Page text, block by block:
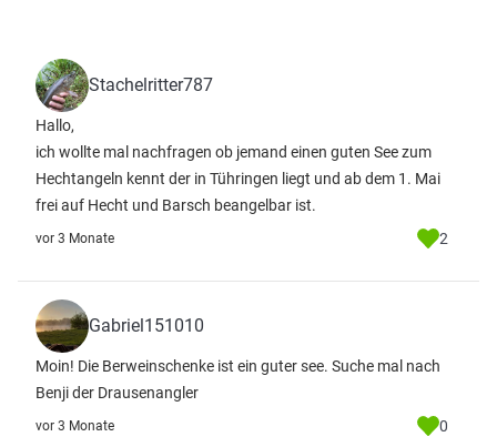
Stachelritter787
Hallo,
ich wollte mal nachfragen ob jemand einen guten See zum
Hechtangeln kennt der in Tühringen liegt und ab dem 1. Mai
frei auf Hecht und Barsch beangelbar ist.
vor 3 Monate 2
Gabriel151010
Moin! Die Berweinschenke ist ein guter see. Suche mal nach
Benji der Drausenangler
vor 3 Monate 0